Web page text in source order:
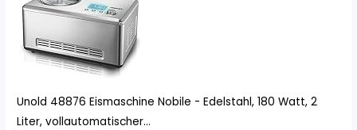
Unold 48876 Eismaschine Nobile - Edelstahl, 180 Watt, 2
Liter, vollautomatischer...